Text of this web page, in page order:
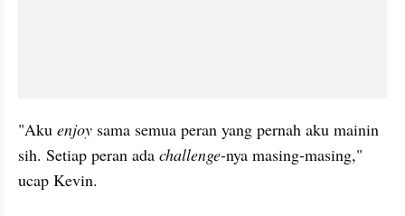
"Aku enjoy sama semua peran yang pernah aku mainin
sih. Setiap peran ada challenge-nya masing-masing,"
ucap Kevin.